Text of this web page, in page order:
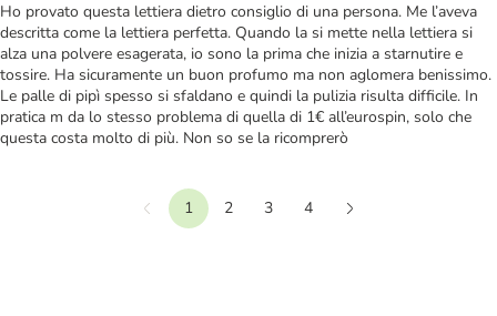
Ho provato questa lettiera dietro consiglio di una persona. Me l’aveva
descritta come la lettiera perfetta. Quando la si mette nella lettiera si
alza una polvere esagerata, io sono la prima che inizia a starnutire e
tossire. Ha sicuramente un buon profumo ma non aglomera benissimo.
Le palle di pipì spesso si sfaldano e quindi la pulizia risulta difficile. In
pratica m da lo stesso problema di quella di 1€ all’eurospin, solo che
questa costa molto di più. Non so se la ricomprerò
Precedente
1 2 3
4